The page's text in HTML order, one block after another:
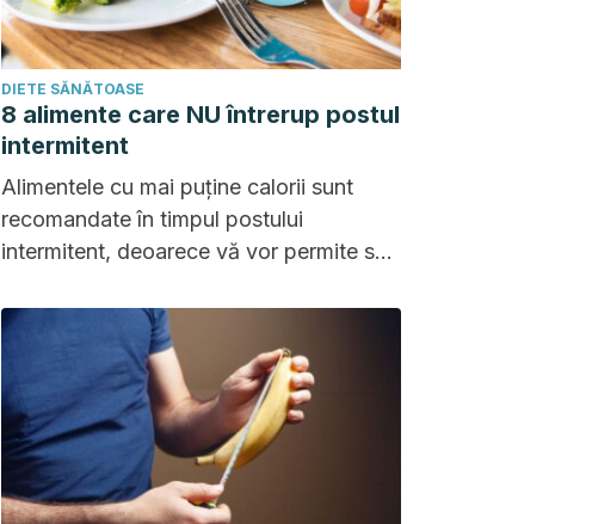
DIETE SĂNĂTOASE
8 alimente care NU întrerup postul
intermitent
Alimentele cu mai puține calorii sunt
recomandate în timpul postului
intermitent, deoarece vă vor permite să
sănătatea.